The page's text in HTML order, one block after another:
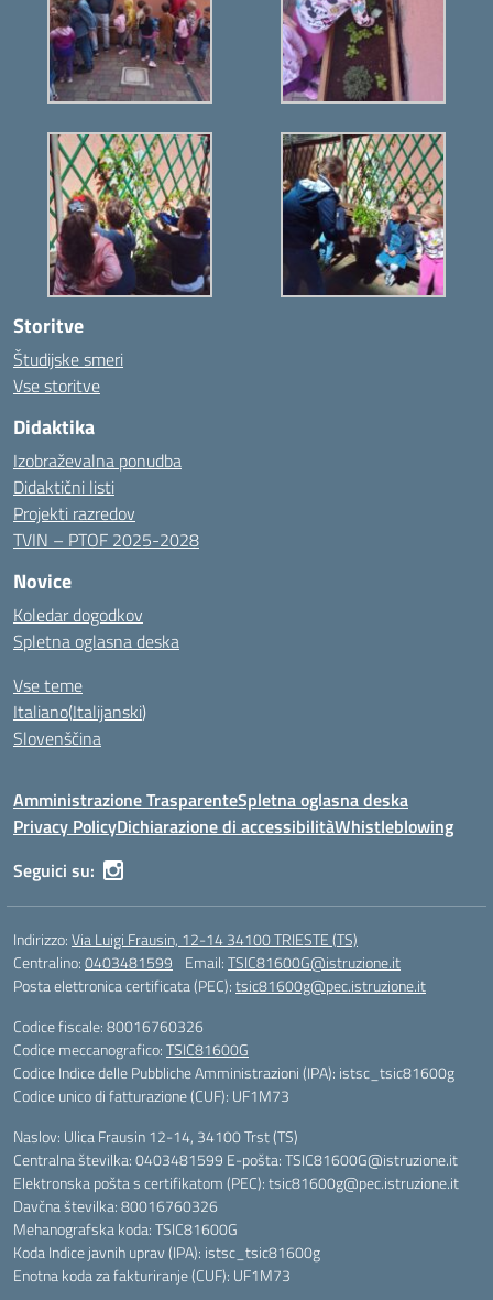
Storitve
Študijske smeri
Vse storitve
Didaktika
Izobraževalna ponudba
Didaktični listi
Projekti razredov
TVIN – PTOF 2025-2028
Novice
Koledar dogodkov
Spletna oglasna deska
Vse teme
Italiano(Italijanski)
Slovenščina
Amministrazione TrasparenteSpletna oglasna deska
Privacy PolicyDichiarazione di accessibilitàWhistleblowing
Seguici su:
Indirizzo:Via Luigi Frausin, 12-14 34100 TRIESTE (TS)
Centralino:0403481599 Email:TSIC81600G@istruzione.it
Posta elettronica certificata (PEC):tsic81600g@pec.istruzione.it
Codice fiscale: 80016760326
Codice meccanografico:TSIC81600G
Codice Indice delle Pubbliche Amministrazioni (IPA): istsc_tsic81600g
Codice unico di fatturazione (CUF): UF1M73
Naslov: Ulica Frausin 12-14, 34100 Trst (TS)
Centralna številka: 0403481599 E-pošta: TSIC81600G@istruzione.it
Elektronska pošta s certifikatom (PEC): tsic81600g@pec.istruzione.it
Davčna številka: 80016760326
Mehanografska koda: TSIC81600G
Koda Indice javnih uprav (IPA): istsc_tsic81600g
Enotna koda za fakturiranje (CUF): UF1M73